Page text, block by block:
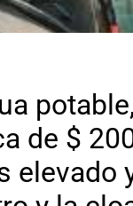
de $
elevado